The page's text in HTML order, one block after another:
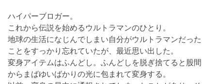
ハイパーブロガー。
これから伝説を始めるウルトラマンのひとり。
地球の生活になじんでしまい自分がウルトラマンだった
ことをすっかり忘れていたが、最近思い出した。
変身アイテムはふんどし。ふんどしを脱ぎ捨てると股間
からまばゆいばかりの光に包まれて変身する。